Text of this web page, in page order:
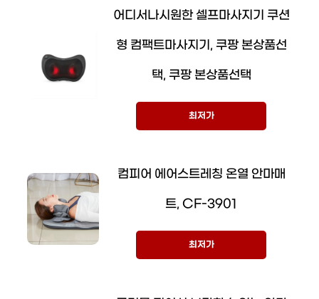
어디서나시원한 셀프마사지기 쿠션
형 컴팩트마사지기, 쿠팡 본상품선
택, 쿠팡 본상품선택
최저가
컴피어 에어스트레칭 온열 안마매
트, CF-3901
최저가